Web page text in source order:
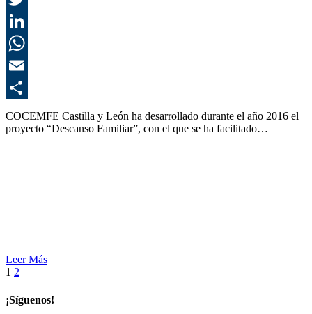
COCEMFE Castilla y León ha desarrollado durante el año 2016 el
proyecto “Descanso Familiar”, con el que se ha facilitado…
Leer Más
1 2
¡Síguenos!